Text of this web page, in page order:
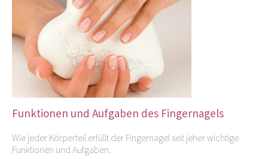
Funktionen und Aufgaben des Fingernagels
Wie jeder Körperteil erfüllt der Fingernagel seit jeher wichtige
Funktionen und Aufgaben.